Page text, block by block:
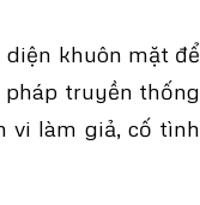
diện khuôn mặt để
pháp truyền thống
vi làm giả, cố tình